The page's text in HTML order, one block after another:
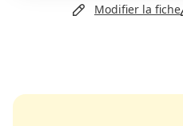
Email
Modifier la fiche